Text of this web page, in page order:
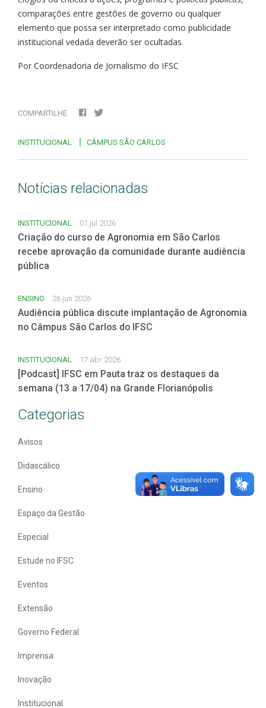
comparações entre gestões de governo ou qualquer
elemento que possa ser interpretado como publicidade
institucional vedada deverão ser ocultadas.
Por Coordenadoria de Jornalismo do IFSC
COMPARTILHE
INSTITUCIONAL CÂMPUS SÃO CARLOS
Notícias relacionadas
INSTITUCIONAL 01 jul 2026
Criação do curso de Agronomia em São Carlos
recebe aprovação da comunidade durante audiência
pública
ENSINO 26 jun 2026
Audiência pública discute implantação de Agronomia
no Câmpus São Carlos do IFSC
INSTITUCIONAL 17 abr 2026
[Podcast] IFSC em Pauta traz os destaques da
semana (13 a 17/04) na Grande Florianópolis
Categorias
Avisos
Didascálico
Ensino
Espaço da Gestão
Especial
Estude no IFSC
Eventos
Extensão
Governo Federal
Imprensa
Inovação
Institucional